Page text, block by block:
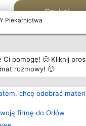
Piekarnictwa
Ci pomogę! 🙂 Kliknij
rozmowy! 🙂
chcę odebrać
firmę do Orłów
Szukaj
sp. z o.
Plebiscyt
Laureaci
wszystkich
Laureatów